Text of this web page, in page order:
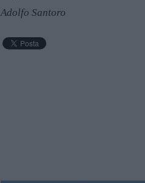
Adolfo Santoro